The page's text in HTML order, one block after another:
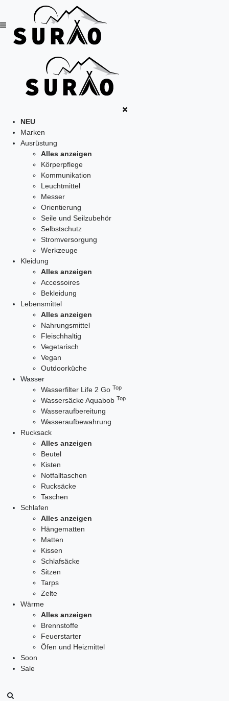
NEU
Marken
Ausrüstung
Alles anzeigen
Körperpflege
Kommunikation
Leuchtmittel
Messer
Orientierung
Seile und Seilzubehör
Selbstschutz
Stromversorgung
Werkzeuge
Kleidung
Alles anzeigen
Accessoires
Bekleidung
Lebensmittel
Alles anzeigen
Nahrungsmittel
Fleischhaltig
Vegetarisch
Vegan
Outdoorküche
Wasser
Wasserfilter Life 2 Go Top
Wassersäcke Aquabob Top
Wasseraufbereitung
Wasseraufbewahrung
Rucksack
Alles anzeigen
Beutel
Kisten
Notfalltaschen
Rucksäcke
Taschen
Schlafen
Alles anzeigen
Hängematten
Matten
Kissen
Schlafsäcke
Sitzen
Tarps
Zelte
Wärme
Alles anzeigen
Brennstoffe
Feuerstarter
Öfen und Heizmittel
Soon
Sale